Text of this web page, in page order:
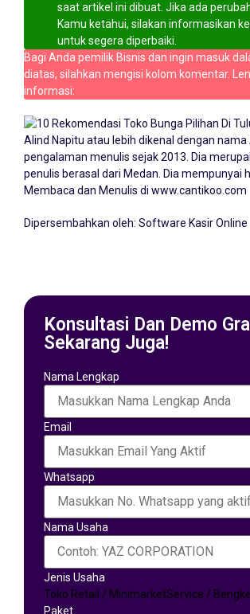
saat artikel ini dibuat. Jika ada
Kamu ketahui, silakan informasikan
untuk segera diperbaiki.
Bagi Anda pemilik Bisnis dan ingin masuk
diatas, silahkan mengisi kolom komentar.
informasi:
Alind Napitu atau lebih dikenal dengan nama
pengalaman menulis sejak 2013. Dia
penulis berasal dari Medan. Dia mempunyai
Membaca dan Menulis di www.cantikoo.com
Dipersembahkan oleh: Software Kasir Online
Konsultasi Dan Demo
Sekarang Juga!
Nama Lengkap
Email
Whatsapp
Nama Usaha
Jenis Usaha
Toko Retail / MinimarketService / Bengkel
Paket